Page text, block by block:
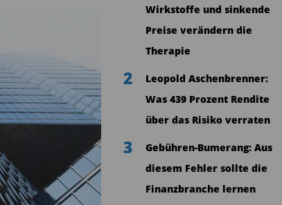
Wirkstoffe und sinkende
Preise verändern die
Therapie
2
Leopold Aschenbrenner:
Was 439 Prozent Rendite
über das Risiko verraten
3
Gebühren-Bumerang: Aus
diesem Fehler sollte die
Finanzbranche lernen